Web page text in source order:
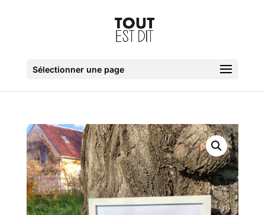
Sélectionner une page